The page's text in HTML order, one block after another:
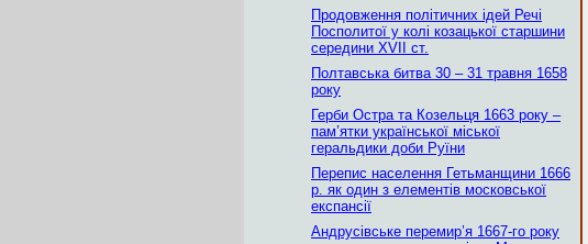
Продовження політичних ідей Речі
Посполитої у колі козацької старшини
середини ХVІІ ст.
Полтавська битва 30 – 31 травня 1658
року
Герби Остра та Козельця 1663 року –
пам’ятки української міської
геральдики доби Руїни
Перепис населення Гетьманщини 1666
р. як один з елементів московської
експансії
Андрусівське перемир’я 1667-го року